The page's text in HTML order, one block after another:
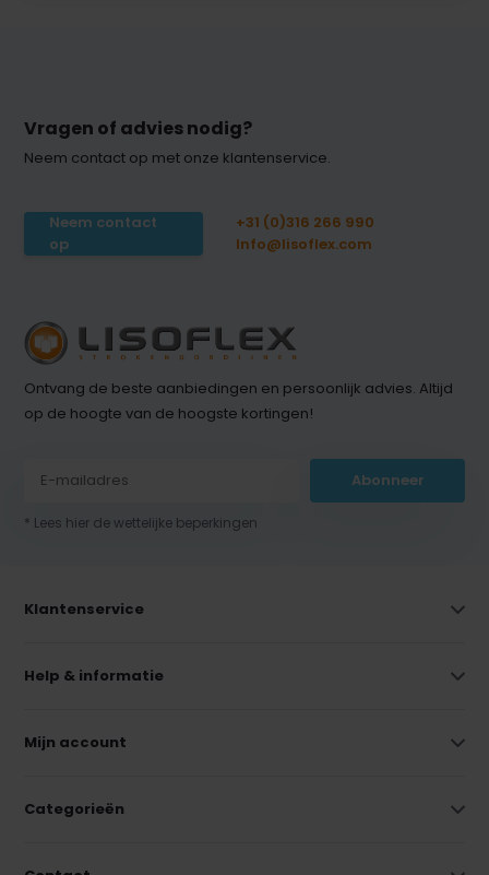
Vragen of advies nodig?
Neem contact op met onze klantenservice.
Neem contact
op
+31 (0)316 266 990
Info@lisoflex.com
Ontvang de beste aanbiedingen en persoonlijk advies. Altijd
op de hoogte van de hoogste kortingen!
Abonneer
* Lees hier de wettelijke beperkingen
Klantenservice
Help & informatie
Mijn account
Categorieën